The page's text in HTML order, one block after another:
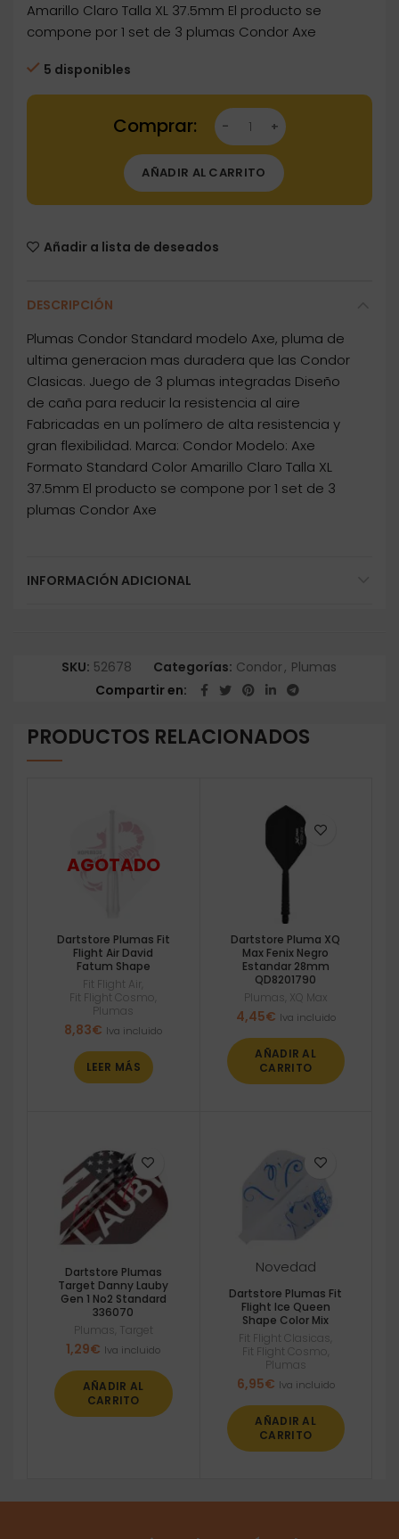
Amarillo Claro Talla XL 37.5mm El producto se
compone por 1 set de 3 plumas Condor Axe
5 disponibles
Dartstore Plumas Condor Axe Standard
AÑADIR AL CARRITO
Añadir a lista de deseados
DESCRIPCIÓN
Plumas Condor Standard modelo Axe, pluma de
ultima generacion mas duradera que las Condor
Clasicas. Juego de 3 plumas integradas Diseño
de caña para reducir la resistencia al aire
Fabricadas en un polímero de alta resistencia y
gran flexibilidad. Marca: Condor Modelo: Axe
Formato Standard Color Amarillo Claro Talla XL
37.5mm El producto se compone por 1 set de 3
plumas Condor Axe
INFORMACIÓN ADICIONAL
SKU: 52678 Categorías: Condor, Plumas
Compartir en
PRODUCTOS RELACIONADOS
Dartstore Plumas Fit
Flight Air David
Fatum Shape
Fit Flight Air
Fit Flight Cosmo
Plumas
8,83€ Iva incluido
LEER MÁS
Dartstore Pluma XQ
Max Fenix Negro
Estandar 28mm
QD8201790
Plumas XQ Max
4,45€ Iva incluido
AÑADIR AL
CARRITO
Dartstore Plumas
Target Danny Lauby
Gen 1 No2 Standard
336070
Plumas Target
1,29€ Iva incluido
AÑADIR AL
CARRITO
Novedad
Dartstore Plumas Fit
Flight Ice Queen
Shape Color Mix
Fit Flight Clasicas
Fit Flight Cosmo
Plumas
6,95€ Iva incluido
AÑADIR AL
CARRITO